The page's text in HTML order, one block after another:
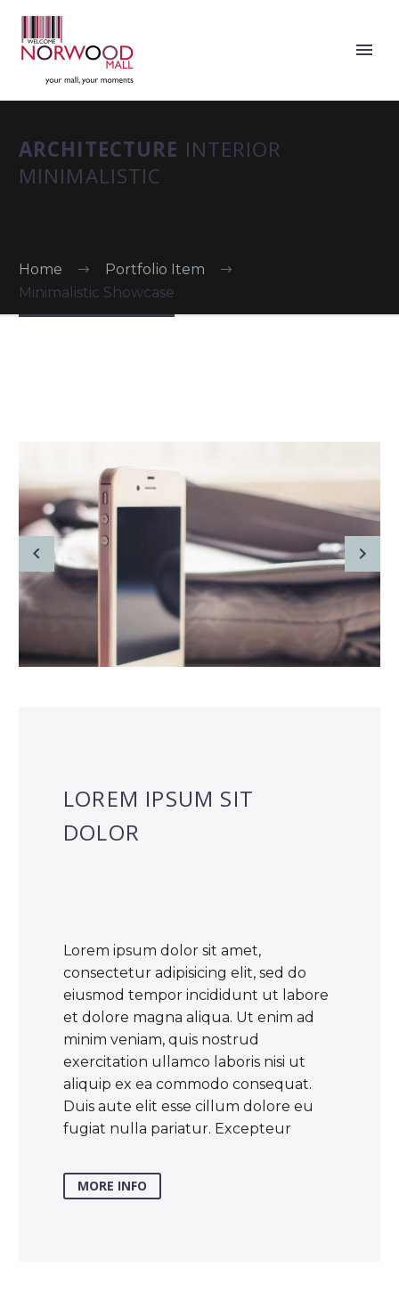
ARCHITECTURE INTERIOR
MINIMALISTIC
Home
Portfolio Item
Minimalistic Showcase
LOREM IPSUM SIT
DOLOR
Lorem ipsum dolor sit amet,
consectetur adipisicing elit, sed do
eiusmod tempor incididunt ut labore
et dolore magna aliqua. Ut enim ad
minim veniam, quis nostrud
exercitation ullamco laboris nisi ut
aliquip ex ea commodo consequat.
Duis aute elit esse cillum dolore eu
fugiat nulla pariatur. Excepteur
MORE INFO